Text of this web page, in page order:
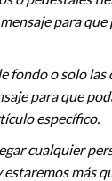
para que
fondo o solo las
para que
específico.
cualquier
más